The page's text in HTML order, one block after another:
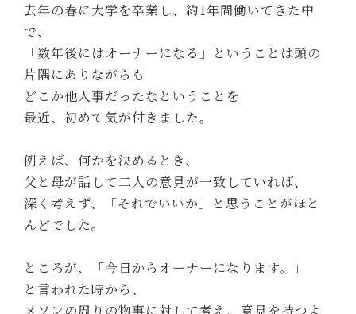
去年の春に大学を卒業し、約1年間働いてきた中
で、
「数年後にはオーナーになる」ということは頭の
片隅にありながらも
どこか他人事だったなということを
最近、初めて気が付きました。
例えば、何かを決めるとき、
父と母が話して二人の意見が一致していれば、
深く考えず、「それでいいか」と思うことがほと
んどでした。
ところが、「今日からオーナーになります。」
と言われた時から、